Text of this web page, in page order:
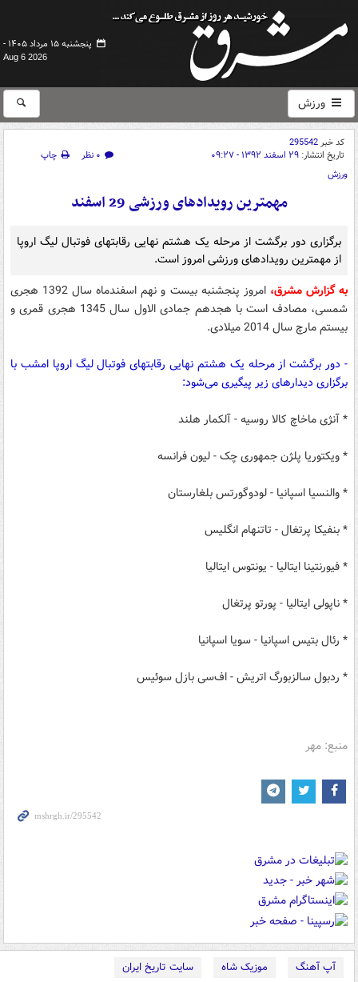
پنجشنبه ۱۵ مرداد ۱۴۰۵ -
Aug 6 2026
ورزش
کد خبر295542
تاریخ انتشار: ۲۹ اسفند ۱۳۹۲ - ۰۹:۲۷ ۰ نظر
چاپ
ورزش
مهمترین رویدادهای ورزشی 29 اسفند
برگزاری دور برگشت از مرحله یک هشتم نهایی رقابتهای فوتبال لیگ اروپا
از مهمترین رویدادهای ورزشی امروز است.
به گزارش مشرق،
امروز پنجشنبه بیست و نهم اسفندماه سال 1392 هجری
شمسی، مصادف است با هجدهم جمادی الاول سال 1345 هجری قمری و
بیستم مارچ سال 2014 میلادی.
- دور برگشت از مرحله یک هشتم نهایی رقابتهای فوتبال لیگ اروپا امشب با
برگزاری دیدارهای زیر پیگیری می‌شود:
* آنژی ماخاچ کالا روسیه - آلکمار هلند
* ویکتوریا پلژن جمهوری چک - لیون فرانسه
* والنسیا اسپانیا - لودوگورتس بلغارستان
* بنفیکا پرتغال - تاتنهام انگلیس
* فیورنتینا ایتالیا - یونتوس ایتالیا
* ناپولی ایتالیا - پورتو پرتغال
* رئال بتیس اسپانیا - سویا اسپانیا
* ردبول سالزبورگ اتریش - اف‌سی بازل سوئیس
منبع: مهر
آپ آهنگ موزیک شاه
سایت تاریخ ایران